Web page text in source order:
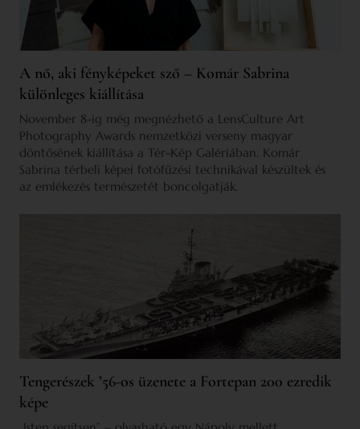
A nő, aki fényképeket sző – Komár Sabrina
különleges kiállítása
November 8-ig még megnézhető a LensCulture Art
Photography Awards nemzetközi verseny magyar
döntősének kiállítása a Tér-Kép Galériában. Komár
Sabrina térbeli képei fotófűzési technikával készültek és
az emlékezés természetét boncolgatják.
Tengerészek ’56-os üzenete a Fortepan 200 ezredik
képe